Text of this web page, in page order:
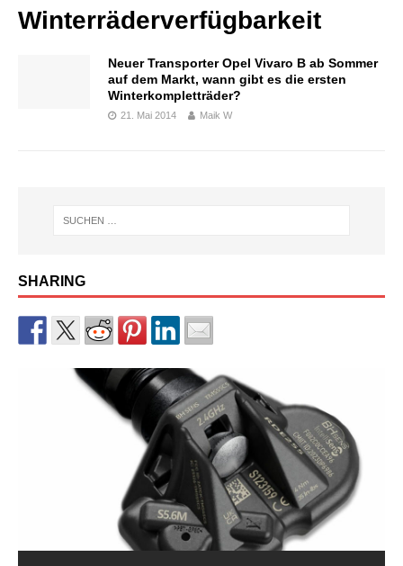
Winterräderverfügbarkeit
Neuer Transporter Opel Vivaro B ab Sommer
auf dem Markt, wann gibt es die ersten
Winterkompletträder?
21. Mai 2014 Maik W
SHARING